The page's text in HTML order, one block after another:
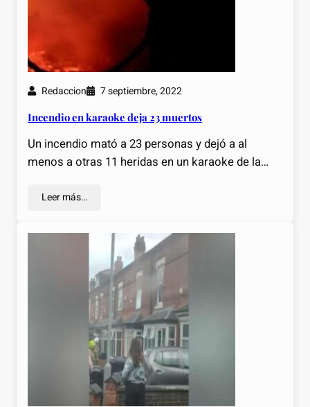
Redaccion 7 septiembre, 2022
Incendio en karaoke deja 23 muertos
Un incendio mató a 23 personas y dejó a al
menos a otras 11 heridas en un karaoke de la…
Leer más…